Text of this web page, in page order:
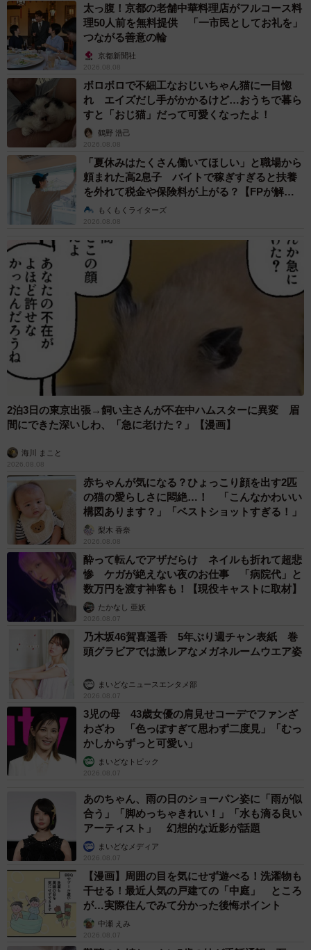
太っ腹！京都の老舗中華料理店がフルコース料
理50人前を無料提供 「一市民としてお礼を」
つながる善意の輪
京都新聞社
2026.08.08
ボロボロで不細工なおじいちゃん猫に一目惚
れ エイズだし手がかかるけど…おうちで暮ら
すと「おじ猫」だって可愛くなったよ！
鶴野 浩己
2026.08.08
「夏休みはたくさん働いてほしい」と職場から
頼まれた高2息子 バイトで稼ぎすぎると扶養
を外れて税金や保険料が上がる？【FPが解
説】もくもくライターズ
2026.08.08
2泊3日の東京出張→飼い主さんが不在中ハムスターに異変 眉
間にできた深いしわ、「急に老けた？」【漫画】
海川 まこと
2026.08.08
赤ちゃんが気になる？ひょっこり顔を出す2匹
の猫の愛らしさに悶絶…！ 「こんなかわいい
構図あります？」「ベストショットすぎる！」
梨木 香奈
2026.08.08
酔って転んでアザだらけ ネイルも折れて超悲
惨 ケガが絶えない夜のお仕事 「病院代」と
数万円を渡す神客も！【現役キャストに取材】
たかなし 亜妖
2026.08.07
乃木坂46賀喜遥香 5年ぶり週チャン表紙 巻
頭グラビアでは激レアなメガネルームウエア姿
まいどなニュースエンタメ部
2026.08.07
3児の母 43歳女優の肩見せコーデでファンざ
わざわ 「色っぽすぎて思わず二度見」「むっ
かしからずっと可愛い」
まいどなトピック
2026.08.07
あのちゃん、雨の日のショーパン姿に「雨が似
合う」「脚めっちゃきれい！」「水も滴る良い
アーティスト」 幻想的な近影が話題
まいどなメディア
2026.08.07
【漫画】周囲の目を気にせず遊べる！洗濯物も
干せる！最近人気の戸建ての「中庭」 ところ
が…実際住んでみて分かった後悔ポイント
中瀬 えみ
2026.08.07